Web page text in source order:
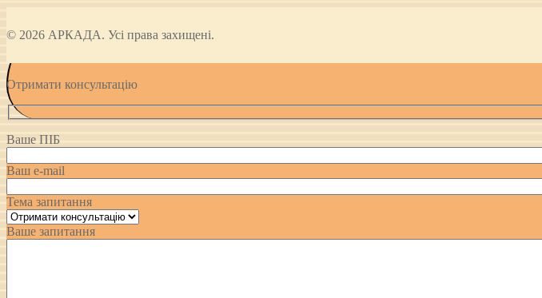
© 2026 АРКАДА. Усі права захищені.
Отримати консультацію
Ваше ПІБ
Ваш e-mail
Тема запитання
Ваше запитання